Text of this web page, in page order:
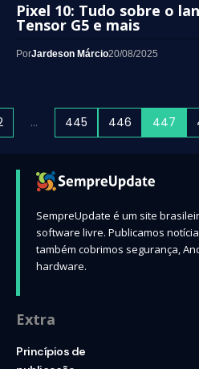
Pixel 10: Tudo sobre o
Tensor G5 e mais
PorJardeson Márcio20/08/2025
… 445 446 447
SempreUpdate é um site
software livre. Publicamos
também cobrimos segurança,
hardware.
Extra
Princípios de